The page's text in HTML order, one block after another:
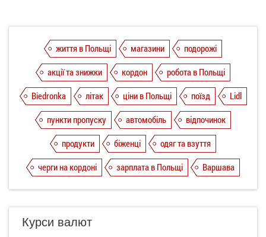
життя в Польщі магазини
подорожі
акції та знижки
кордон
робота в Польщі
Biedronka
літак ціни в Польщі поїзд
Lidl
пункти пропуску
автомобіль
відпочинок
продукти
біженці
одяг та взуття
черги на кордоні
зарплата в Польщі Варшава
Курси валют